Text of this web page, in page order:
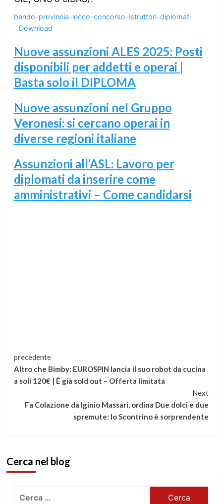
bando-provincia-lecco-concorso-istruttori-diplomati
Download
Nuove assunzioni ALES 2025: Posti
disponibili per addetti e operai |
Basta solo il DIPLOMA
Nuove assunzioni nel Gruppo
Veronesi: si cercano operai in
diverse regioni italiane
Assunzioni all’ASL: Lavoro per
diplomati da inserire come
amministrativi – Come candidarsi
Continua
a
leggere
precedente
Altro che Bimby: EUROSPIN lancia il suo robot da cucina
a soli 120€ | È già sold out – Offerta limitata
Next
Fa Colazione da Iginio Massari, ordina Due dolci e due
spremute: lo Scontrino è sorprendente
Cerca nel blog